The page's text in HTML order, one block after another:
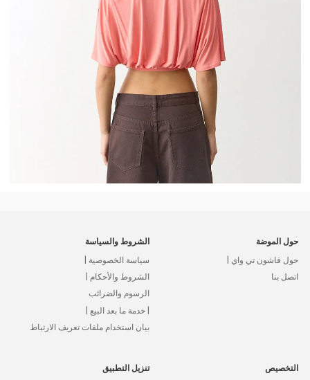
حول الموضة
حول فاشون تي واي |
اتصل بنا
الشروط والسياسة
سياسة الخصوصية |
الشروط والأحكام |
الرسوم والضرائب
| خدمة ما بعد البيع |
بيان استخدام ملفات تعريف الارتباط
التخصيص تنزيل التطبيق